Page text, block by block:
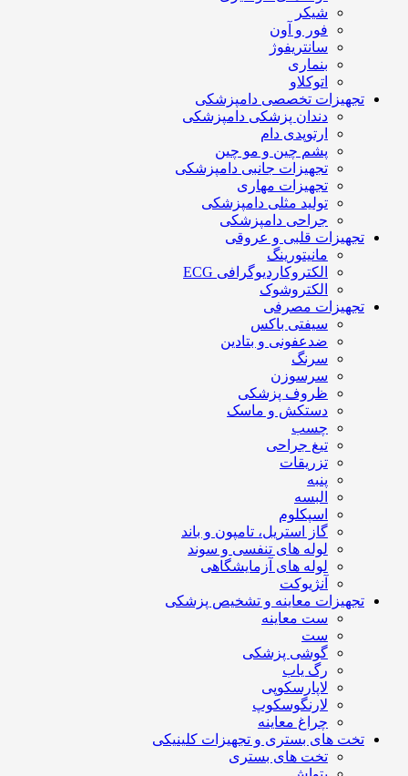
شیکر
فور و آون
سانتریفوژ
بنماری
اتوکلاو
تجهیزات تخصصی دامپزشکی
دندان پزشکی دامپزشکی
ارتوپدی دام
پشم چین و مو چین
تجهیزات جانبی دامپزشکی
تجهیزات مهاری
تولید مثلی دامپزشکی
جراحی دامپزشکی
تجهیزات قلبی و عروقی
مانیتورینگ
الکتروکاردیوگرافی ECG
الکتروشوک
تجهیزات مصرفی
سیفتی باکس
ضدعفونی و بتادین
سرنگ
سرسوزن
ظروف پزشکی
دستکش و ماسک
چسب
تیغ جراحی
تزریقات
پنبه
البسه
اسپکلوم
گاز استریل، تامپون و باند
لوله های تنفسی و سوند
لوله های آزمایشگاهی
آنژیوکت
تجهیزات معاینه و تشخیص پزشکی
ست معاینه
ست
گوشی پزشکی
رگ یاب
لاپارسکوپی
لارنگوسکوپ
چراغ معاینه
تخت های بستری و تجهیزات کلینیکی
تخت های بستری